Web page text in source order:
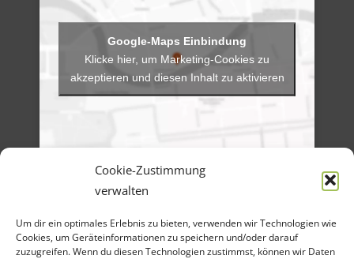
Cookie-Zustimmung
verwalten
Um dir ein optimales Erlebnis zu bieten, verwenden wir Technologien wie
Cookies, um Geräteinformationen zu speichern und/oder darauf
zuzugreifen. Wenn du diesen Technologien zustimmst, können wir Daten
Klicke hier, um Marketing-Cookies zu
akzeptieren und diesen Inhalt zu aktivieren
Artikel-Archiv
Veranstaltungen
Angebote